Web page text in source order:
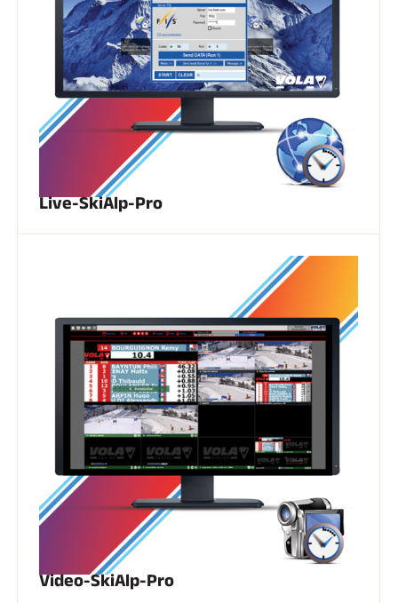
CARRERAS DE ESQUÍ
ESQUÍ TODO TERRENO
Live-SkiAlp-Pro
Video-SkiAlp-Pro